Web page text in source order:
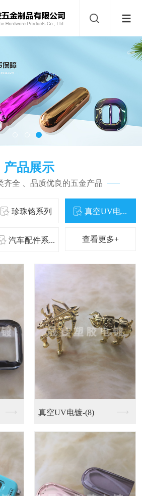
产品展示
齐全 、品质优良的五金产品
珍珠铬系列 真空UV电...
汽车配件系... 查看更多+
UV喷油系列-(8)